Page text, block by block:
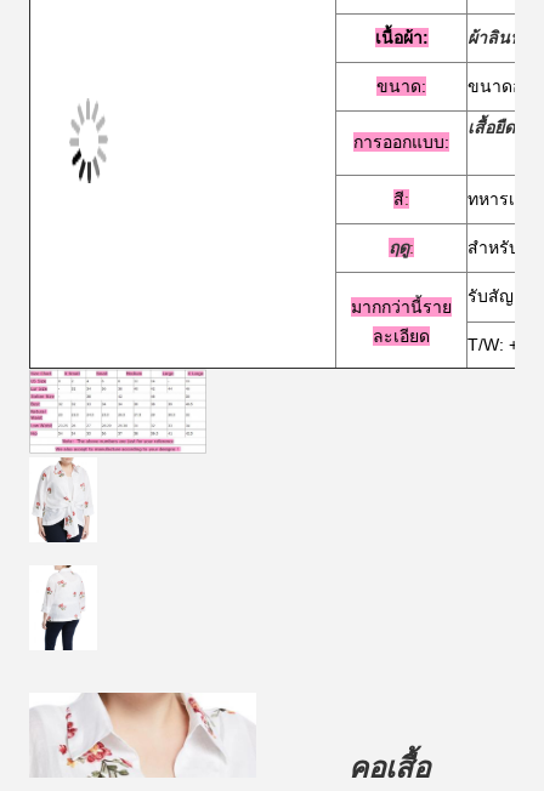
เนื้อผ้า: ผ้าลินน์
ขนาด: ขนาดอเม
การออกแบบ:
เสื้อยืดสไ
สี: ทหารเรือ
ฤดู: สําหรับกา
มากกว่านี้ราย
ละเอียด
รับสัญลัก
T/W:
คอเสื้อ